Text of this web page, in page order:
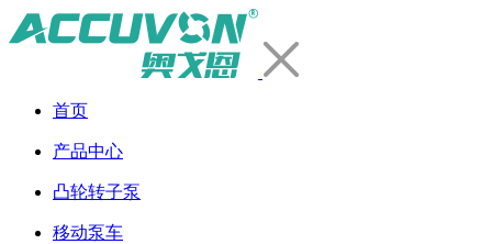
首页
产品中心
凸轮转子泵
移动泵车